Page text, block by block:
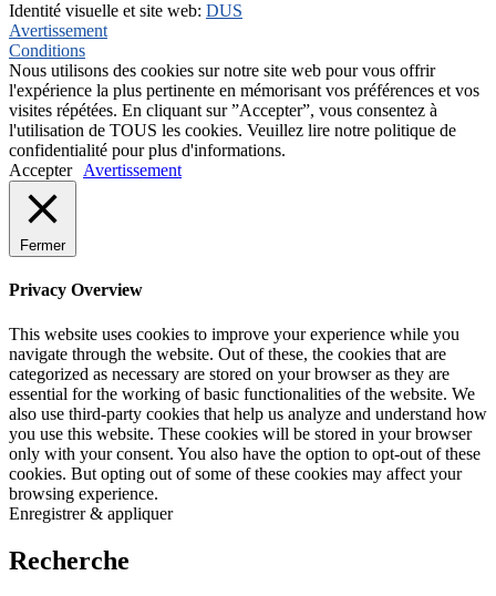
Identité visuelle et site web: DUS
Avertissement
Conditions
Nous utilisons des cookies sur notre site web pour vous offrir
l'expérience la plus pertinente en mémorisant vos préférences et vos
visites répétées. En cliquant sur ”Accepter”, vous consentez à
l'utilisation de TOUS les cookies. Veuillez lire notre politique de
confidentialité pour plus d'informations.
Accepter
Avertissement
Fermer
Privacy Overview
This website uses cookies to improve your experience while you
navigate through the website. Out of these, the cookies that are
categorized as necessary are stored on your browser as they are
essential for the working of basic functionalities of the website. We
also use third-party cookies that help us analyze and understand how
you use this website. These cookies will be stored in your browser
only with your consent. You also have the option to opt-out of these
cookies. But opting out of some of these cookies may affect your
browsing experience.
Enregistrer & appliquer
Recherche